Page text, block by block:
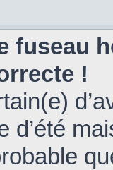
fuseau
!
d’été